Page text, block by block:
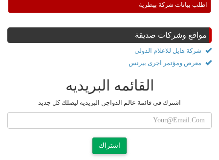
اطلب بيانات شركة بيطرية
مواقع وشركات صديقة
شركة هايل للاعلام الدولى
معرض ومؤتمر اجرى بيزنس
القائمه البريديه
اشترك في قائمة عالم الدواجن البريديه ليصلك كل جديد
اشتراك